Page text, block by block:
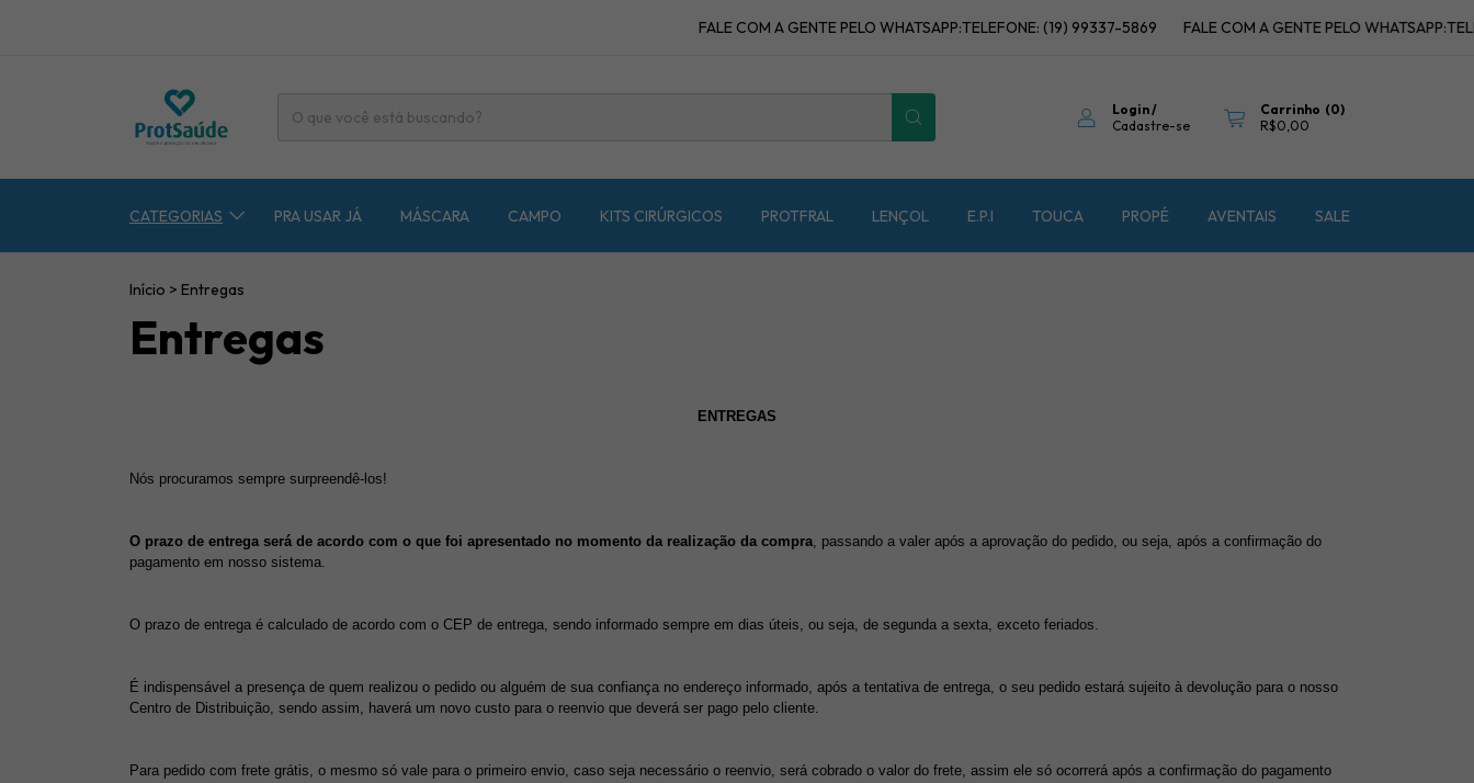
FALE COM A GENTE PELO WHATSAPP:TELEFONE: (19) 99337-5869 FALE COM A GENTE PELO
Login/
Cadastre-se
Carrinho (0)
R$0,00
CATEGORIAS PRA USAR JÁ MÁSCARA CAMPO KITS CIRÚRGICOS PROTFRAL LENÇOL E.P.I TOUCA PROPÉ AVENTAIS SALE
Início > Entregas
Entregas
ENTREGAS
Nós procuramos sempre surpreendê-los!
O prazo de entrega será de acordo com o que foi apresentado no momento da realização da compra , passando a valer após a aprovação do pedido, ou seja, após a confirmação do
pagamento em nosso sistema.
O prazo de entrega é calculado de acordo com o CEP de entrega, sendo informado sempre em dias úteis, ou seja, de segunda a sexta, exceto feriados.
É indispensável a presença de quem realizou o pedido ou alguém de sua confiança no endereço informado, após a tentativa de entrega, o seu pedido estará sujeito à devolução para o nosso
Centro de Distribuição, sendo assim, haverá um novo custo para o reenvio que deverá ser pago pelo cliente.
Para pedido com frete grátis, o mesmo só vale para o primeiro envio, caso seja necessário o reenvio, será cobrado o valor do frete, assim ele só ocorrerá após a confirmação do pagamento